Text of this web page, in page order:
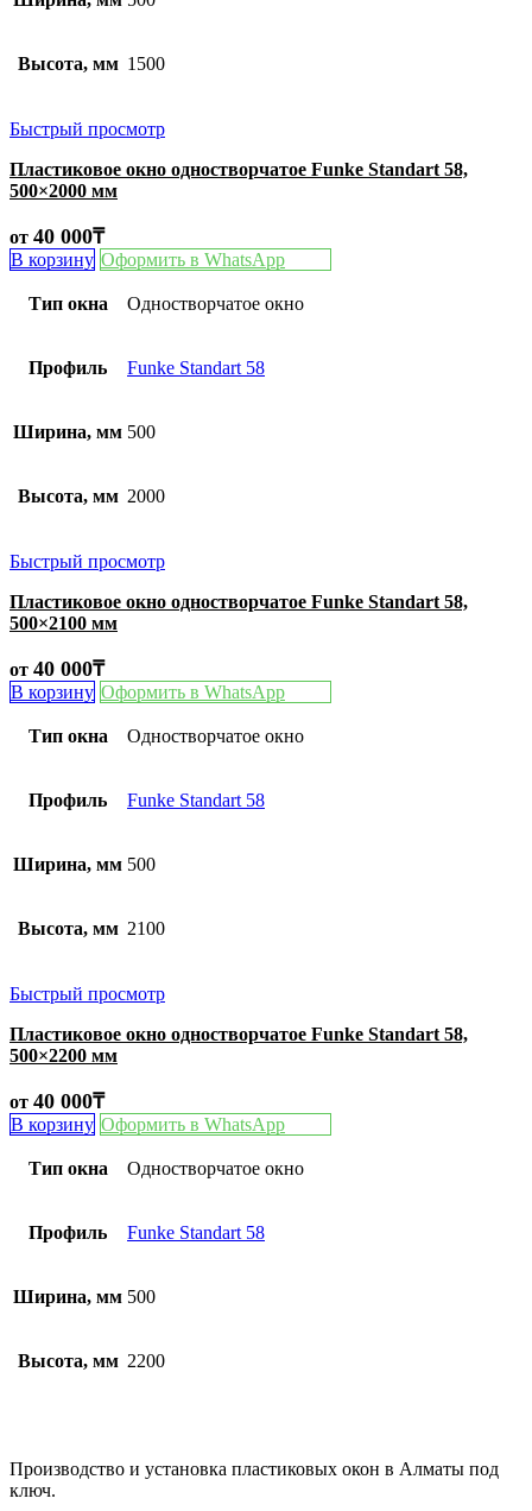
Высота, мм 1500
Быстрый просмотр
Пластиковое окно одностворчатое Funke Standart 58,
500×2000 мм
от 40 000₸
В корзину Оформить в WhatsApp
Тип окна Одностворчатое окно
Профиль Funke Standart 58
Ширина, мм 500
Высота, мм 2000
Быстрый просмотр
Пластиковое окно одностворчатое Funke Standart 58,
500×2100 мм
от 40 000₸
В корзину Оформить в WhatsApp
Тип окна Одностворчатое окно
Профиль Funke Standart 58
Ширина, мм 500
Высота, мм 2100
Быстрый просмотр
Пластиковое окно одностворчатое Funke Standart 58,
500×2200 мм
от 40 000₸
В корзину Оформить в WhatsApp
Тип окна Одностворчатое окно
Профиль Funke Standart 58
Ширина, мм 500
Высота, мм 2200
Производство и установка пластиковых окон в Алматы под
ключ.